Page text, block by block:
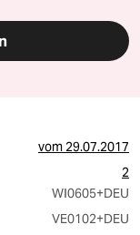
vom29.07.2017
2
WI0605+DEU
VE0102+DEU